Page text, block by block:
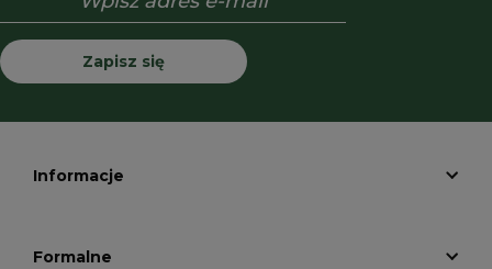
Zapisz się
Informacje
Formalne